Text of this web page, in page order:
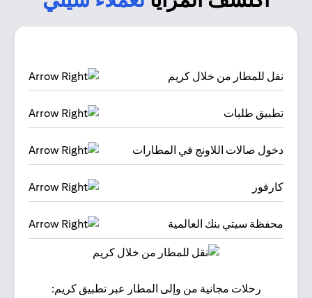
نقل للمطار من خلال كريم
تطبيق طلبات
دخول صالات اللاونج في المطارات
كارفور
محفظة سيتي بنك العالمية
رحلات مجانية من وإلى المطار عبر تطبيق كريم: